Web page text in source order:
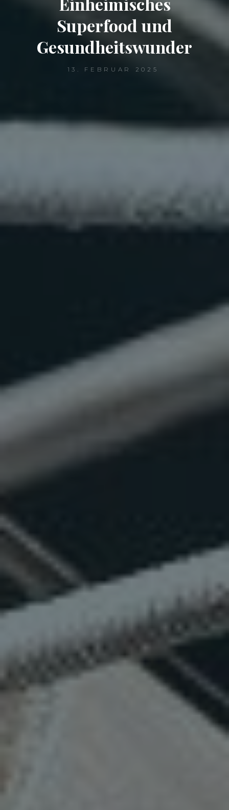
Superfood und
Gesundheitswunder
13. FEBRUAR 2025